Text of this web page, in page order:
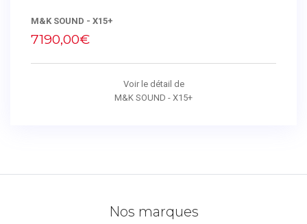
M&K SOUND - X15+
7190,00€
Voir le détail de
M&K SOUND - X15+
Nos marques